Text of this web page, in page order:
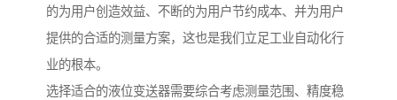
的为用户创造效益、不断的为用户节约成本、并为用户
提供的合适的测量方案，这也是我们立足工业自动化行
业的根本。
选择适合的液位变送器需要综合考虑测量范围、精度稳